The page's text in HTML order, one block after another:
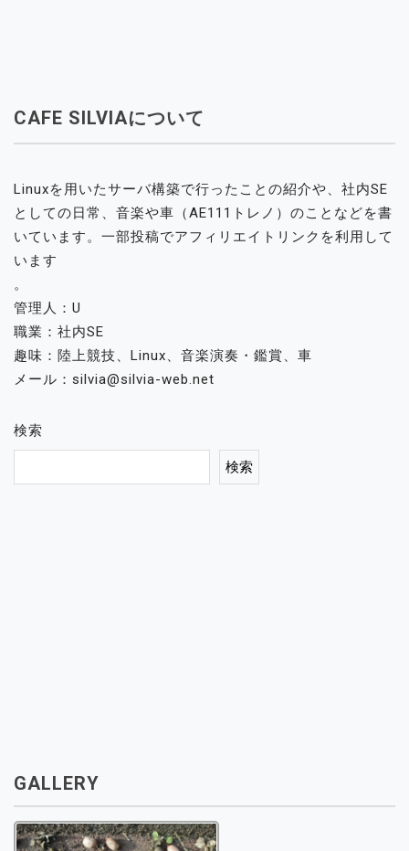
CAFE SILVIAについて
Linuxを用いたサーバ構築で行ったことの紹介や、社内SE
としての日常、音楽や車（AE111トレノ）のことなどを書
いています。一部投稿でアフィリエイトリンクを利用して
います
。
管理人：U
職業：社内SE
趣味：陸上競技、Linux、音楽演奏・鑑賞、車
メール：silvia@silvia-web.net
検索
検索
GALLERY